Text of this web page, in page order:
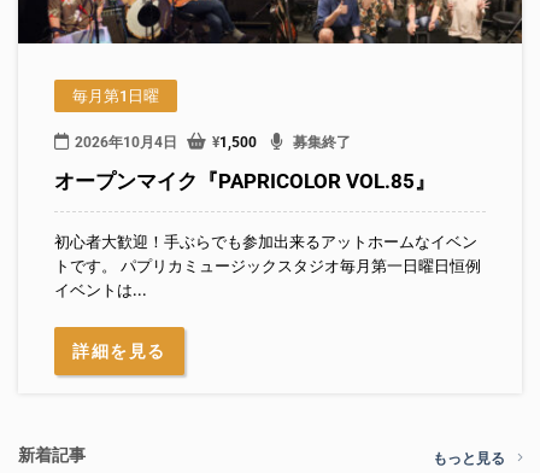
毎月第1日曜
2026年10月4日 ¥1,500 募集終了
オープンマイク『PAPRICOLOR VOL.85』
初心者大歓迎！手ぶらでも参加出来るアットホームなイベン
トです。 パプリカミュージックスタジオ毎月第一日曜日恒例
イベントは...
詳細を見る
新着記事 もっと見る